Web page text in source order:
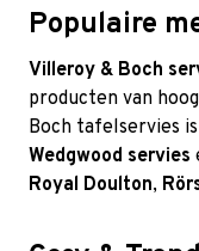
Populaire
Villeroy & Boch
producten van
Boch tafelservies
Wedgwood servies
Royal Doulton,